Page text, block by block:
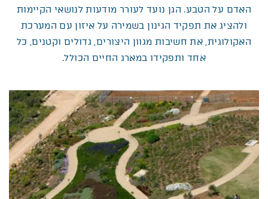
האדם על הטבע. הגן נועד לעורר מודעות לנושאי הקיימות
ולהציג את תפקיד הגינון בשמירה על איזון עם המערכת
האקולוגית, את חשיבות מגוון היצורים, גדולים וקטנים, כל
אחד ותפקידו במארג החיים הכולל.